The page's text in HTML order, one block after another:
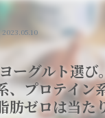
ーグルト選び
、プロテイン
肪ゼロは当た
2023.05.10